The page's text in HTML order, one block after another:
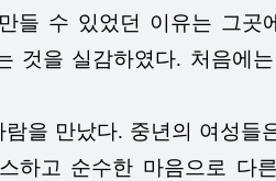
들 수 있었던 이유는 그
것을 실감하였다. 처음에
을 만났다. 중년의 여성
하고 순수한 마음으로